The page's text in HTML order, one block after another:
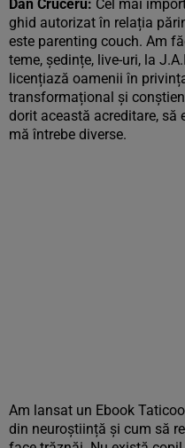
Dan Cruceru: Cel mai
ghid autorizat în relația
este parenting couch. Am
teme, ședințe, live-uri, la
licențiază oamenii în
transformațional și
dorit această acreditare, să
mă întrebe diverse.
Am lansat un Ebook
din neuroștiință și cum să